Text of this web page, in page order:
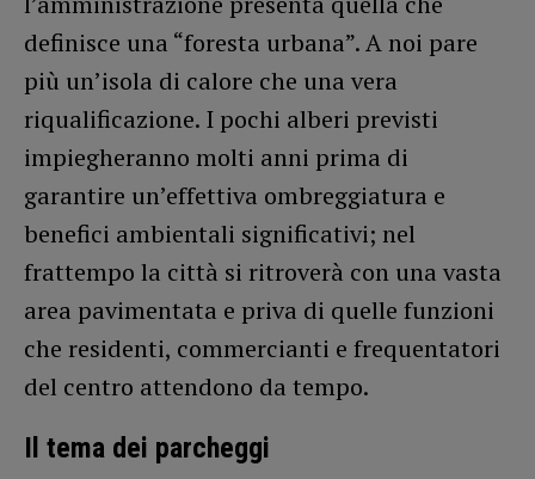
definisce una “foresta urbana”. A noi pare
più un’isola di calore che una vera
riqualificazione. I pochi alberi previsti
impiegheranno molti anni prima di
garantire un’effettiva ombreggiatura e
benefici ambientali significativi; nel
frattempo la città si ritroverà con una vasta
area pavimentata e priva di quelle funzioni
che residenti, commercianti e frequentatori
del centro attendono da tempo.
Il tema dei parcheggi